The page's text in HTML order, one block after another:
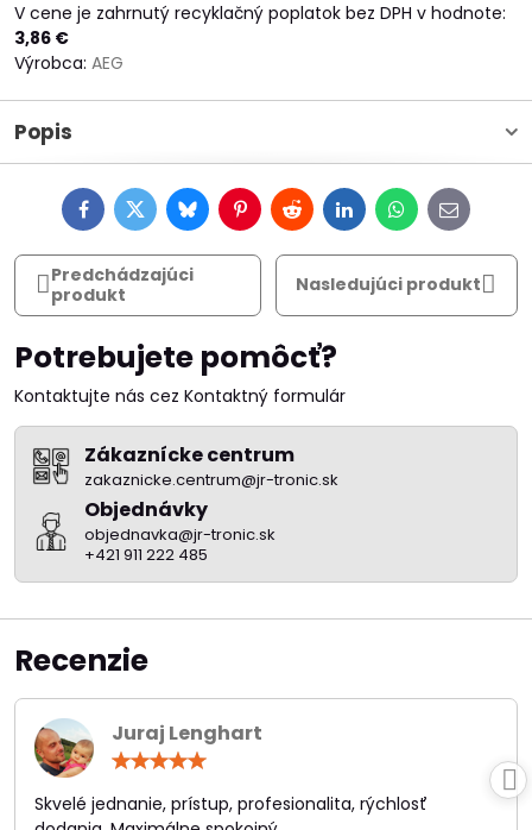
V cene je zahrnutý recyklačný poplatok bez DPH v hodnote:
3,86 €
Výrobca: AEG
Popis
FacebookTwitterBlueskyPinterestRedditLinkedInWhatsApp
E-
mail
Predchádzajúci
produkt
Nasledujúci produkt
Potrebujete pomôcť?
Kontaktujte nás cez Kontaktný formulár
Zákaznícke centrum
zakaznicke.centrum@jr-tronic.sk
Objednávky
objednavka@jr-tronic.sk
+421 911 222 485
Recenzie
Juraj Lenghart
/
5
Skvelé jednanie, prístup, profesionalita, rýchlosť